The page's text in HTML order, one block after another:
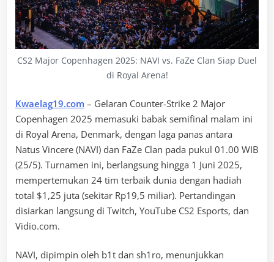
CS2 Major Copenhagen 2025: NAVI vs. FaZe Clan Siap Duel
di Royal Arena!
Kwaelag19.com – Gelaran Counter-Strike 2 Major
Copenhagen 2025 memasuki babak semifinal malam ini
di Royal Arena, Denmark, dengan laga panas antara
Natus Vincere (NAVI) dan FaZe Clan pada pukul 01.00 WIB
(25/5). Turnamen ini, berlangsung hingga 1 Juni 2025,
mempertemukan 24 tim terbaik dunia dengan hadiah
total $1,25 juta (sekitar Rp19,5 miliar). Pertandingan
disiarkan langsung di Twitch, YouTube CS2 Esports, dan
Vidio.com.
NAVI, dipimpin oleh b1t dan sh1ro, menunjukkan